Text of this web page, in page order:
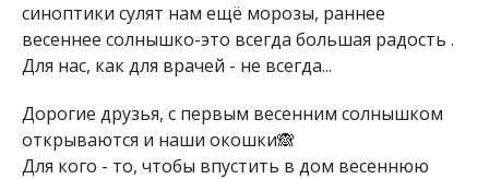
синоптики сулят нам ещё морозы, раннее
весеннее солнышко-это всегда большая радость .
Для нас, как для врачей - не всегда...
Дорогие друзья, с первым весенним солнышком
открываются и наши окошки🙈
Для кого - то, чтобы впустить в дом весеннюю